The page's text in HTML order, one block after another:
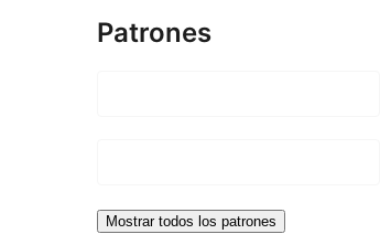
Patrones
Mostrar todos los patrones